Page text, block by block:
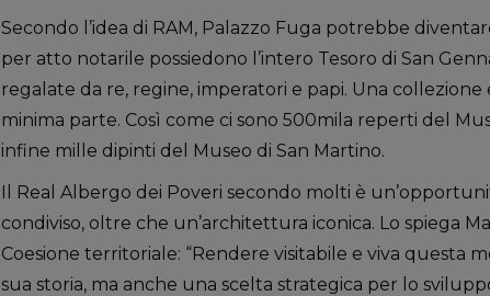
Secondo l’idea di RAM, Palazzo Fuga potrebbe
per atto notarile possiedono l’intero Tesoro di San
regalate da re, regine, imperatori e papi. Una
minima parte. Così come ci sono 500mila reperti del
infine mille dipinti del Museo di San Martino.
Il Real Albergo dei Poveri secondo molti è
condiviso, oltre che un’architettura iconica. Lo spiega
Coesione territoriale: “Rendere visitabile e viva questa
sua storia, ma anche una scelta strategica per lo